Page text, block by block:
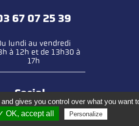
67 07 25 39
lundi au vendredi
à 12h et de 13h30 à
17h
Social
gives you control over what you want
OK, accept all Personalize